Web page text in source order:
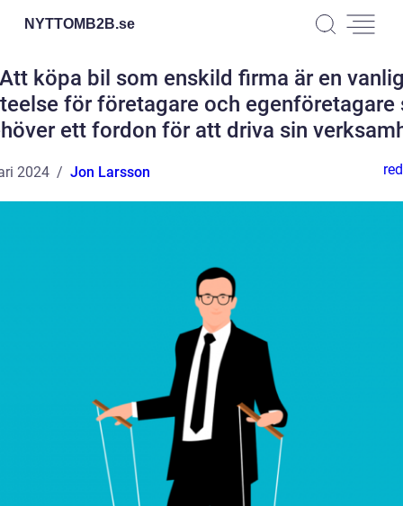
NYTTOMB2B.se
köpa bil som enskild firma är en
för företagare och egenföretagare
ett fordon för att driva sin
2024 Jon Larsson